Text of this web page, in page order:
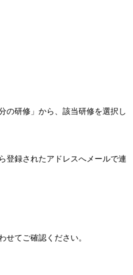
の研修」から、該当研修を選択し
登録されたアドレスへメールで連
てご確認ください。